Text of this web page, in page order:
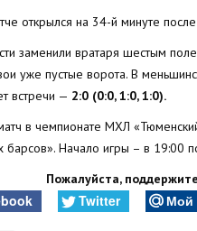
открылся на 34-й минуте
заменили вратаря шестым
уже пустые ворота. В
встречи — 2:0 (0:0, 1:0, 1:0).
в чемпионате МХЛ
барсов». Начало игры – в 19:00
Пожалуйста,
Twitter Мой